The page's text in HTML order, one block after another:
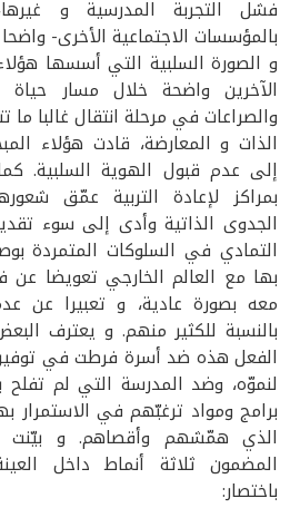
فشل التجربة المدرسية و
بالمؤسسات الاجتماعية الأخرى-
و الصورة السلبية التي أسسها
الآخرين واضحة خلال مسار
والصراعات في مرحلة انتقال غالبا ما
الذات و المعارضة، قادت هؤلاء
إلى عدم قبول الهوية السلبية.
بمراكز لإعادة التربية عمّق
الجدوى الذاتية وأدى إلى سوء
التمادي في السلوكات المتمردة
بها مع العالم الخارجي تعويضا
معه بصورة عادية، و تعبيرا عن
بالنسبة للكثير منهم. و يعترف
الفعل هذه ضد أسرة فرطت في توفير
لنموّه، وضد المدرسة التي لم
برامج ومواد ترغبّهم في الاستمرار
الذي همّشهم وأقصاهم. و بيّنت
المضمون ثلاثة أنماط داخل
باختصار: